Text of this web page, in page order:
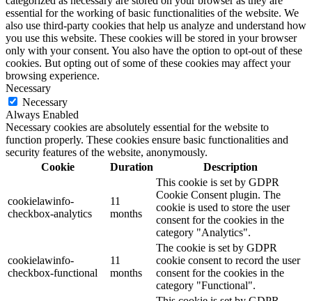
essential for the working of basic functionalities of the website. We
also use third-party cookies that help us analyze and understand how
you use this website. These cookies will be stored in your browser
only with your consent. You also have the option to opt-out of these
cookies. But opting out of some of these cookies may affect your
browsing experience.
Necessary
Necessary
Always Enabled
Necessary cookies are absolutely essential for the website to
function properly. These cookies ensure basic functionalities and
security features of the website, anonymously.
Cookie
Duration Description
cookielawinfo-
checkbox-analytics
11
months
This cookie is set by GDPR
Cookie Consent plugin. The
cookie is used to store the user
consent for the cookies in the
category "Analytics".
cookielawinfo-
checkbox-functional
11
months
The cookie is set by GDPR
cookie consent to record the user
consent for the cookies in the
category "Functional".